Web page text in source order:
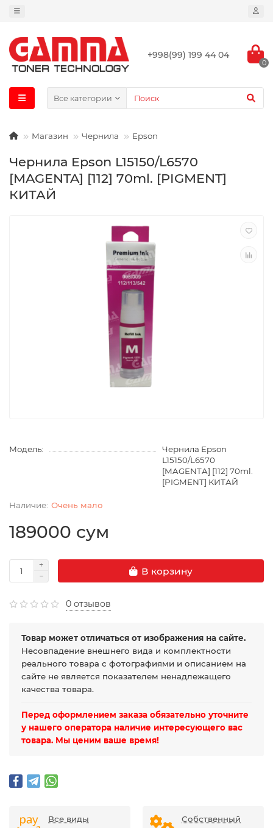
+998(99) 199 44 04
0
Все категории
Магазин Чернила Epson
Чернила Epson L15150/L6570
[MAGENTA] [112] 70ml. [PIGMENT]
КИТАЙ
Модель:
Чернила Epson
L15150/L6570
[MAGENTA] [112] 70ml.
[PIGMENT] КИТАЙ
Очень мало
189000 сум
В корзину
0 отзывов
Товар может отличаться от изображения на сайте.
Несовпадение внешнего вида и комплектности
реального товара с фотографиями и описанием на
сайте не является показателем ненадлежащего
качества товара.
Перед оформлением заказа обязательно уточните
у нашего оператора наличие интересующего вас
товара. Мы ценим ваше время!
Все виды
Собственный